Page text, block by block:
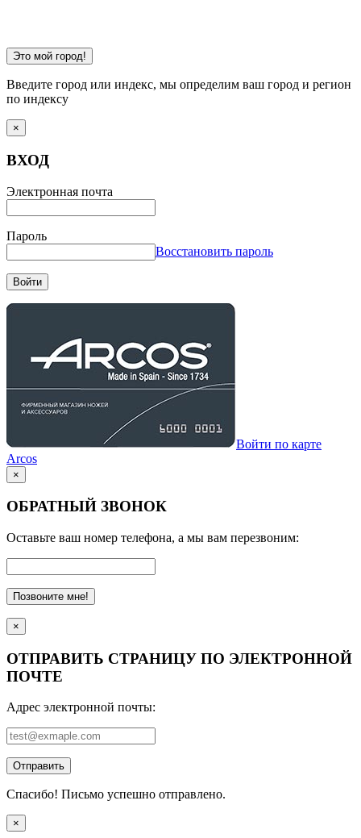
Это мой город!
Введите город или индекс, мы определим ваш город и регион
по индексу
×
ВХОД
Электронная почта
Пароль
Восстановить пароль
Войти
Войти по карте
Arcos
×
ОБРАТНЫЙ ЗВОНОК
Оставьте ваш номер телефона, а мы вам перезвоним:
Позвоните мне!
×
ОТПРАВИТЬ СТРАНИЦУ ПО ЭЛЕКТРОННОЙ
ПОЧТЕ
Адрес электронной почты:
Отправить
Спасибо! Письмо успешно отправлено.
×